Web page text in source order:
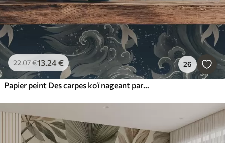
22.07€13.24€ 26
Papier peint Des carpes koï nageant parmi les vagues spectaculaires de l'océan